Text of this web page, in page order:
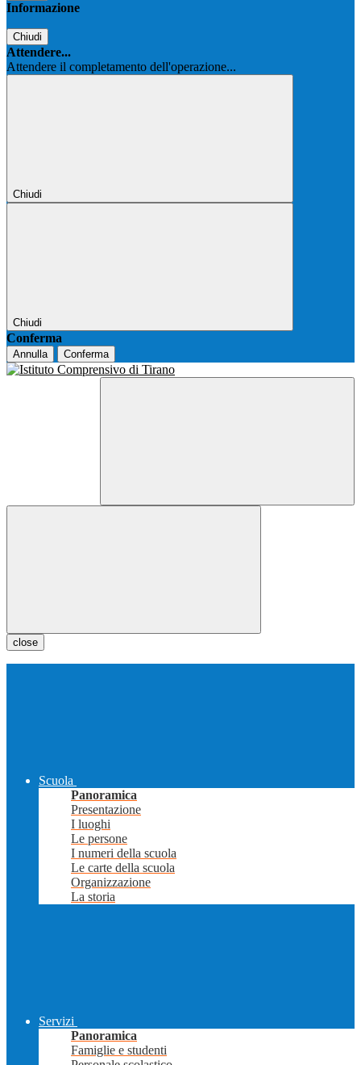
Informazione
Chiudi
Attendere...
Attendere il completamento dell'operazione...
Chiudi
Chiudi
Conferma
Annulla Conferma
close
Scuola
Panoramica
Presentazione
I luoghi
Le persone
I numeri della scuola
Le carte della scuola
Organizzazione
La storia
Servizi
Panoramica
Famiglie e studenti